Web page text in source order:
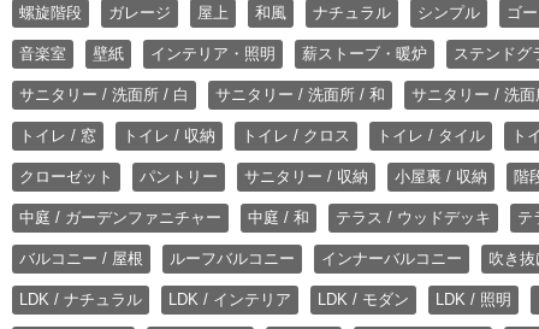
螺旋階段 ガレージ 屋上 和風 ナチュラル シンプル ゴ
音楽室 壁紙 インテリア・照明 薪ストーブ・暖炉 ステンドグ
サニタリー / 洗面所 / 白 サニタリー / 洗面所 / 和 サニタリー / 洗
トイレ / 窓 トイレ / 収納 トイレ / クロス トイレ / タイル ト
クローゼット パントリー サニタリー / 収納 小屋裏 / 収納 階
中庭 / ガーデンファニチャー 中庭 / 和 テラス / ウッドデッキ テ
バルコニー / 屋根 ルーフバルコニー インナーバルコニー 吹き
LDK / ナチュラル LDK / インテリア LDK / モダン LDK / 照明